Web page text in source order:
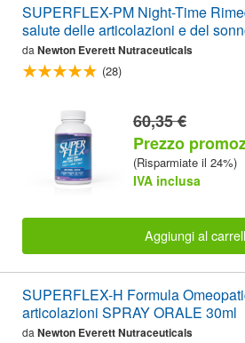
SUPERFLEX-PM Night-Time
salute delle articolazioni e del
da Newton Everett Nutraceuticals
(28)
60,35 €
Prezzo
(Risparmiate il 24%)
IVA inclusa
Aggiungi al
SUPERFLEX-H Formula
articolazioni SPRAY ORALE 30ml
da Newton Everett Nutraceuticals